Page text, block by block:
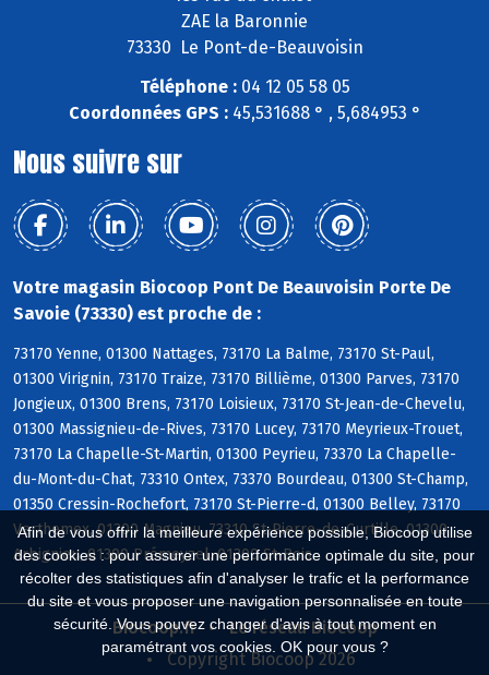
Afin de vous offrir la meilleure expérience possible, Biocoop utilise
des cookies : pour assurer une performance optimale du site, pour
récolter des statistiques afin d'analyser le trafic et la performance
du site et vous proposer une navigation personnalisée en toute
sécurité. Vous pouvez changer d'avis à tout moment en
paramétrant vos cookies. OK pour vous ?
ZAE la Baronnie
73330 Le Pont-de-Beauvoisin
Téléphone :04 12 05 58 05
Coordonnées GPS :45,531688 ° , 5,684953 °
Nous suivre sur
Votre magasin Biocoop Pont De Beauvoisin Porte De
Savoie (73330) est proche de :
73170 Yenne, 01300 Nattages, 73170 La Balme, 73170 St-Paul,
01300 Virignin, 73170 Traize, 73170 Billième, 01300 Parves, 73170
Jongieux, 01300 Brens, 73170 Loisieux, 73170 St-Jean-de-Chevelu,
01300 Massignieu-de-Rives, 73170 Lucey, 73170 Meyrieux-Trouet,
73170 La Chapelle-St-Martin, 01300 Peyrieu, 73370 La Chapelle-
du-Mont-du-Chat, 73310 Ontex, 73370 Bourdeau, 01300 St-Champ,
01350 Cressin-Rochefort, 73170 St-Pierre-d, 01300 Belley, 73170
Verthemex, 01300 Magnieu, 73310 St-Pierre-de-Curtille, 01300
Arbignieu, 01300 Prémeyzel, 01300 St-Bois
Biocoop.fr
Le réseau Biocoop
Copyright Biocoop 2026